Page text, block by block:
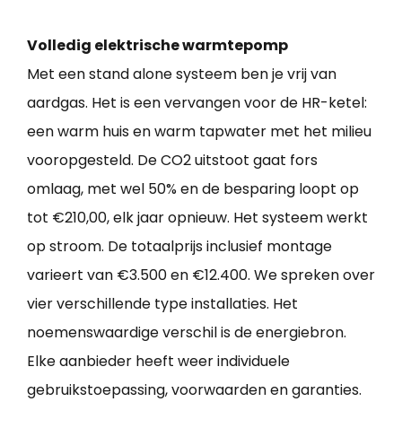
Volledig elektrische warmtepomp
Met een stand alone systeem ben je vrij van
aardgas. Het is een vervangen voor de HR-ketel:
een warm huis en warm tapwater met het milieu
vooropgesteld. De CO2 uitstoot gaat fors
omlaag, met wel 50% en de besparing loopt op
tot €210,00, elk jaar opnieuw. Het systeem werkt
op stroom. De totaalprijs inclusief montage
varieert van €3.500 en €12.400. We spreken over
vier verschillende type installaties. Het
noemenswaardige verschil is de energiebron.
Elke aanbieder heeft weer individuele
gebruikstoepassing, voorwaarden en garanties.